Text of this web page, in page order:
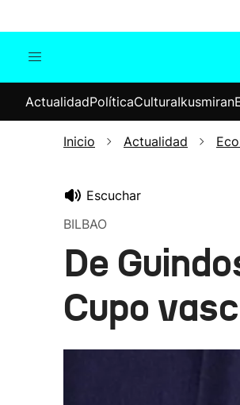
Internacional
Elecciones
ActualidadPolíticaCulturaIkusmiran
Inicio Actualidad
Escuchar
BILBAO
De
Cupo